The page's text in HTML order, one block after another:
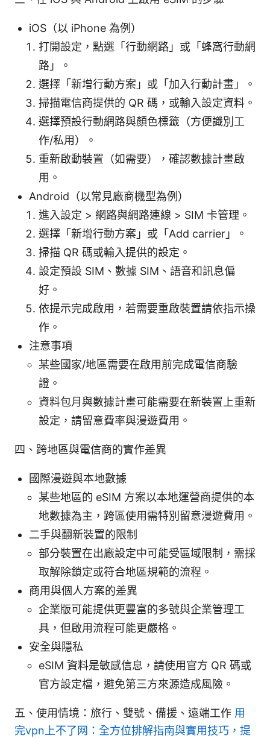
iOS（以 iPhone 為例）
打開設定，點選「行動網路」或「蜂窩行動網
路」。
選擇「新增行動方案」或「加入行動計畫」。
掃描電信商提供的 QR 碼，或輸入設定資料。
選擇預設行動網路與顏色標籤（方便識別工
作/私用）。
重新啟動裝置（如需要），確認數據計畫啟
用。
Android（以常見廠商機型為例）
進入設定 > 網路與網路連線 > SIM 卡管理。
選擇「新增行動方案」或「Add carrier」。
掃描 QR 碼或輸入提供的設定。
設定預設 SIM、數據 SIM、語音和訊息偏
好。
依提示完成啟用，若需要重啟裝置請依指示操
作。
注意事項
某些國家/地區需要在啟用前完成電信商驗
證。
資料包月與數據計畫可能需要在新裝置上重新
設定，請留意費率與漫遊費用。
四、跨地區與電信商的實作差異
國際漫遊與本地數據
某些地區的 eSIM 方案以本地運營商提供的本
地數據為主，跨區使用需特別留意漫遊費用。
二手與翻新裝置的限制
部分裝置在出廠設定中可能受區域限制，需採
取解除鎖定或符合地區規範的流程。
商用與個人方案的差異
企業版可能提供更豐富的多號與企業管理工
具，但啟用流程可能更嚴格。
安全與隱私
eSIM 資料是敏感信息，請使用官方 QR 碼或
官方設定檔，避免第三方來源造成風險。
五、使用情境：旅行、雙號、備援、遠端工作 用
完vpn上不了网：全方位排解指南與實用技巧，提